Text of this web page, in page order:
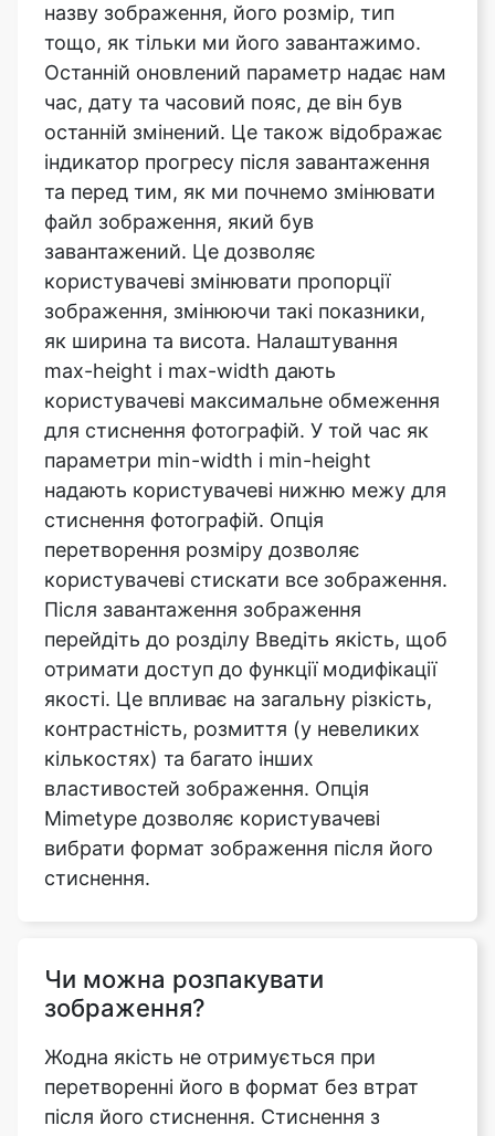
час, дату та часовий пояс, де він був
останній змінений. Це також відображає
індикатор прогресу після завантаження
та перед тим, як ми почнемо змінювати
файл зображення, який був
завантажений. Це дозволяє
користувачеві змінювати пропорції
зображення, змінюючи такі показники,
як ширина та висота. Налаштування
max-height і max-width дають
користувачеві максимальне обмеження
для стиснення фотографій. У той час як
параметри min-width і min-height
надають користувачеві нижню межу для
стиснення фотографій. Опція
перетворення розміру дозволяє
користувачеві стискати все зображення.
Після завантаження зображення
перейдіть до розділу Введіть якість, щоб
отримати доступ до функції модифікації
якості. Це впливає на загальну різкість,
контрастність, розмиття (у невеликих
кількостях) та багато інших
властивостей зображення. Опція
Mimetype дозволяє користувачеві
вибрати формат зображення після його
стиснення.
Чи можна розпакувати
Жодна якість не отримується при
перетворенні його в формат без втрат
після його стиснення. Стиснення з
втратами, за визначенням, відкидає
інформацію, яку ніколи не можна
відновити. Це вказує на те, що